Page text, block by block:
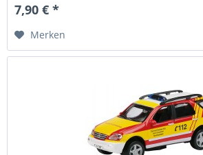
7,90 € *
Merken